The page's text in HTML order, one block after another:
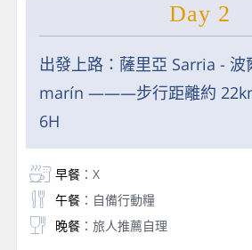
Day 2
出發上路：薩里亞 Sarria -
marín ———步行距離約
6H
早餐：X
午餐：自備行動糧
晚餐：旅人推薦自理